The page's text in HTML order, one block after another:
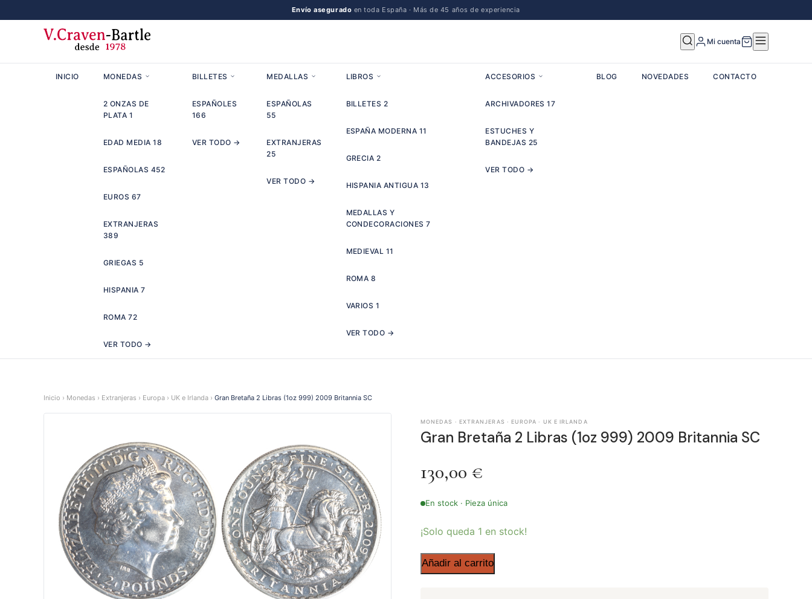
Envío asegurado en toda España · Más de 45 años de experiencia
Mi cuenta
INICIO MONEDAS
2 ONZAS DE
PLATA 1
EDAD MEDIA18
ESPAÑOLAS 452
EUROS 67
EXTRANJERAS
389
GRIEGAS 5
HISPANIA7
ROMA72
VER TODO →
BILLETES
ESPAÑOLES
166
VER TODO →
MEDALLAS
ESPAÑOLAS
55
EXTRANJERAS
25
VER TODO →
LIBROS
BILLETES 2
ESPAÑA MODERNA 11
GRECIA 2
HISPANIA ANTIGUA 13
MEDALLAS Y
CONDECORACIONES7
MEDIEVAL 11
ROMA 8
VARIOS 1
VER TODO →
ACCESORIOS
ARCHIVADORES17
ESTUCHES Y
BANDEJAS 25
VER TODO →
BLOG NOVEDADES CONTACTO
Inicio › Monedas › Extranjeras › Europa › UK e Irlanda › Gran Bretaña 2 Libras (1oz 999) 2009 Britannia SC
MONEDAS · EXTRANJERAS · EUROPA · UK E IRLANDA
Gran Bretaña 2 Libras (1oz 999) 2009 Britannia SC
130,00 €
En stock · Pieza única
¡Solo queda 1 en stock!
Añadir al carrito